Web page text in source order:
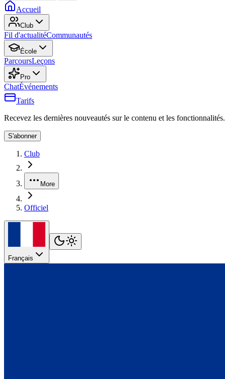
Accueil
Club
Fil d'actualitéCommunautés
École
ParcoursLeçons
Pro
ChatÉvénements
Tarifs
Recevez les dernières nouveautés sur le contenu et les fonctionnalités.
S'abonner
Club
More
Officiel
Français